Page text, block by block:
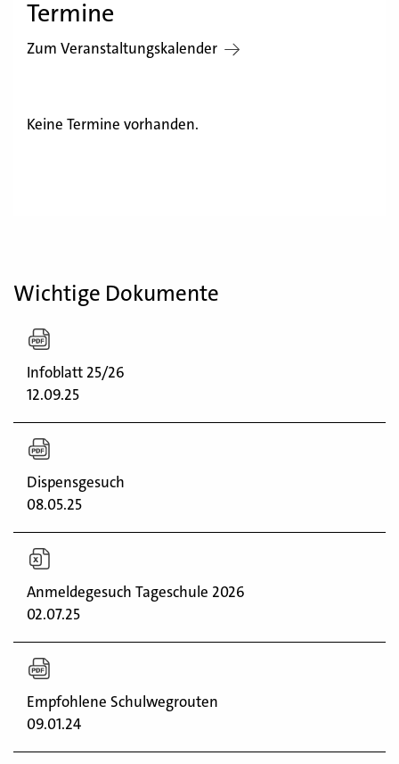
Termine
Zum Veranstaltungskalender
Keine Termine vorhanden.
Wichtige Dokumente
Infoblatt 25/26
12.09.25
Dispensgesuch
08.05.25
Anmeldegesuch Tageschule 2026
02.07.25
Empfohlene Schulwegrouten
09.01.24